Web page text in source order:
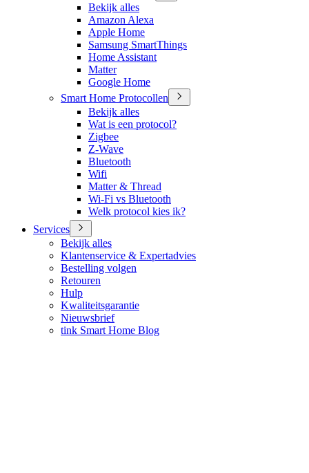
Bekijk alles
Amazon Alexa
Apple Home
Samsung SmartThings
Home Assistant
Matter
Google Home
Smart Home Protocollen
Bekijk alles
Wat is een protocol?
Zigbee
Z-Wave
Bluetooth
Wifi
Matter & Thread
Wi-Fi vs Bluetooth
Welk protocol kies ik?
Services
Bekijk alles
Klantenservice & Expertadvies
Bestelling volgen
Retouren
Hulp
Kwaliteitsgarantie
Nieuwsbrief
tink Smart Home Blog